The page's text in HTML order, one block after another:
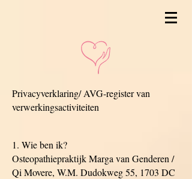
Privacyverklaring/ AVG-register van
verwerkingsactiviteiten
1. Wie ben ik?
Osteopathiepraktijk Marga van Genderen /
Qi Movere, W.M. Dudokweg 55, 1703 DC